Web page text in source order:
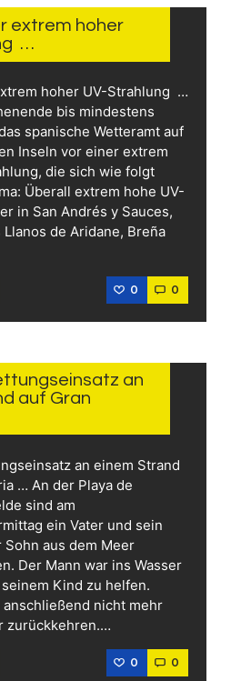
extrem hoher
…
hoher UV-Strahlung …
bis mindestens
spanische Wetteramt auf
Inseln vor einer extrem
die sich wie folgt
Überall extrem hohe UV-
in San Andrés y Sauces,
de Aridane, Breña
0 0
an
auf Gran
an einem Strand
… An der Playa de
sind am
ein Vater und sein
aus dem Meer
Der Mann war ins Wasser
Kind zu helfen.
nicht mehr
zurückkehren.…
0 0